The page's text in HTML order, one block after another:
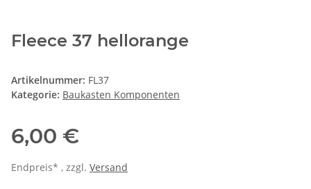
Fleece 37 hellorange
Artikelnummer: FL37
Kategorie: Baukasten Komponenten
6,00 €
Endpreis* , zzgl. Versand